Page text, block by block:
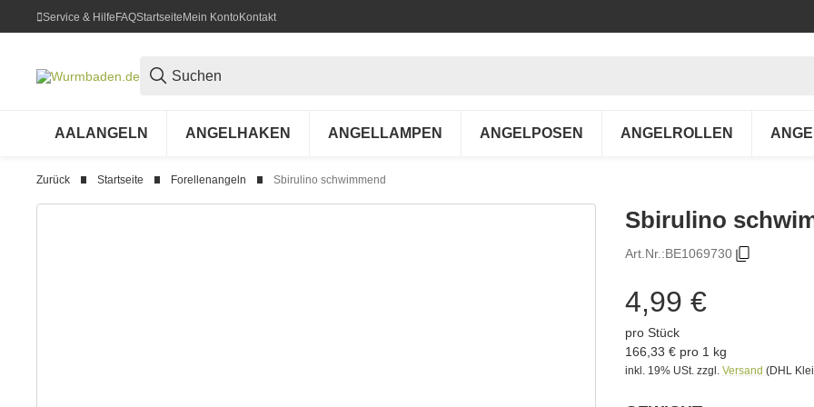
Service & HilfeFAQStartseiteMein KontoKontakt
AALANGELN ANGELHAKEN ANGELLAMPEN ANGELPOSEN ANGELROLLEN
Zurück Startseite Forellenangeln Sbirulino schwimmend
Sbirulino
Art.Nr.:BE1069730
4,99 €
pro Stück
166,33 € pro 1 kg
inkl. 19% USt. zzgl. Versand (DHL